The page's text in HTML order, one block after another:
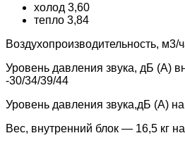
холод 3,60
тепло 3,84
Воздухопроизводительность,
Уровень давления звука, дБ (А)
-30/34/39/44
Уровень давления звука,дБ (А)
Вес, внутренний блок — 16,5 кг